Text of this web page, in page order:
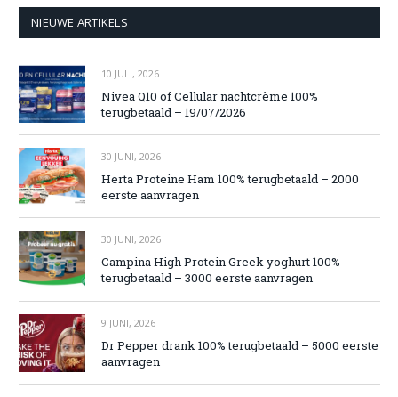
NIEUWE ARTIKELS
10 JULI, 2026
Nivea Q10 of Cellular nachtcrème 100%
terugbetaald – 19/07/2026
30 JUNI, 2026
Herta Proteine Ham 100% terugbetaald – 2000
eerste aanvragen
30 JUNI, 2026
Campina High Protein Greek yoghurt 100%
terugbetaald – 3000 eerste aanvragen
9 JUNI, 2026
Dr Pepper drank 100% terugbetaald – 5000 eerste
aanvragen